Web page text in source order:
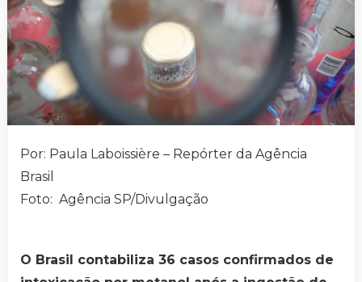
Por: Paula Laboissière – Repórter da Agência
Brasil
Foto: Agência SP/Divulgação
O Brasil contabiliza 36 casos confirmados de